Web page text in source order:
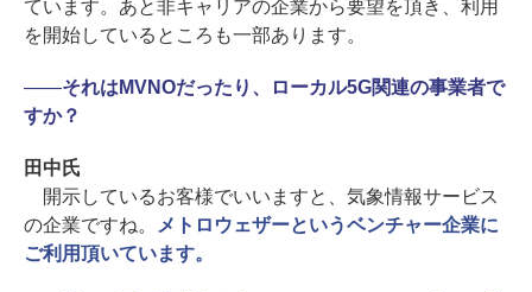
ています。あと非キャリアの企業から要望を頂き、利用
を開始しているところも一部あります。
――それはMVNOだったり、ローカル5G関連の事業者で
すか？
田中氏
開示しているお客様でいいますと、気象情報サービス
の企業ですね。
メトロウェザーというベンチャー企業に
ご利用頂いています。